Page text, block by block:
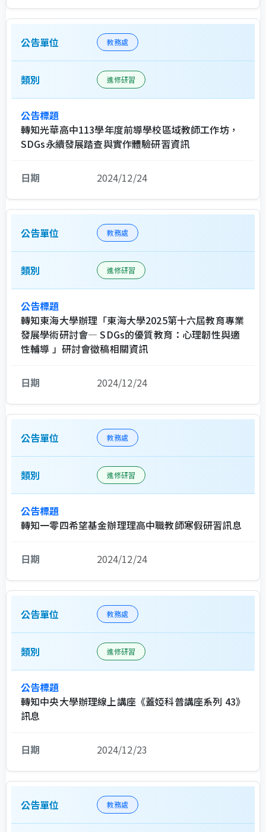
教務處
進修研習
轉知光華高中113學年度前導學校區域教師工作坊，
SDGs永續發展踏查與實作體驗研習資訊
2024/12/24
教務處
進修研習
轉知東海大學辦理「東海大學2025第十六屆教育專業
發展學術研討會— SDGs的優質教育：心理韌性與適
性輔導 」研討會徵稿相關資訊
2024/12/24
教務處
進修研習
轉知一零四希望基金辦理理高中職教師寒假研習訊息
2024/12/24
教務處
進修研習
轉知中央大學辦理線上講座《蓋婭科普講座系列 43》
訊息
2024/12/23
教務處